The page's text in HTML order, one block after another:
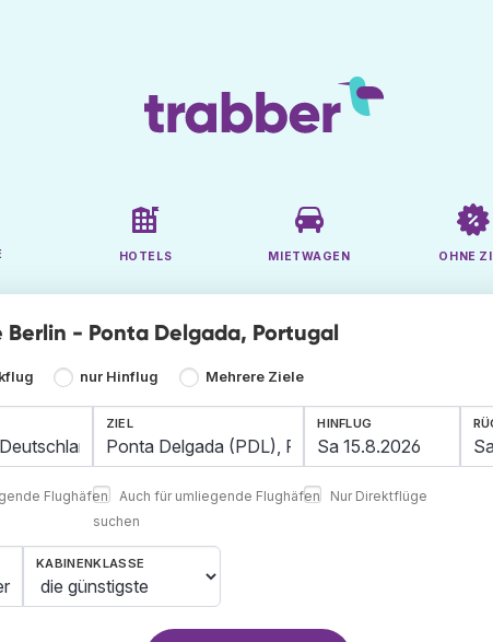
HOTELS MIETWAGEN OHNE
Berlin - Ponta Delgada, Portugal
nur Hinflug Mehrere Ziele
Flughäfen
ZIEL
Auch für umliegende Flughäfen
suchen
HINFLUG
Nur Direktflüge
KABINENKLASSE